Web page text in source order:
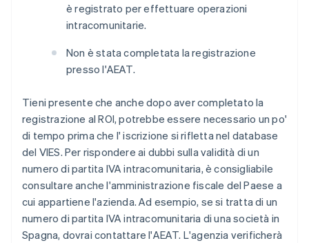
è registrato per effettuare operazioni
intracomunitarie.
Non è stata completata la registrazione
presso l'AEAT.
Tieni presente che anche dopo aver completato la
registrazione al ROI, potrebbe essere necessario un po'
di tempo prima che l' iscrizione si rifletta nel database
del VIES. Per rispondere ai dubbi sulla validità di un
numero di partita IVA intracomunitaria, è consigliabile
consultare anche l'amministrazione fiscale del Paese a
cui appartiene l'azienda. Ad esempio, se si tratta di un
numero di partita IVA intracomunitaria di una società in
Spagna, dovrai contattare l'AEAT. L'agenzia verificherà